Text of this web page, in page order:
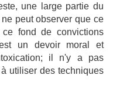
une large partie du
peut observer que ce
fond de convictions
un devoir moral et
il n'y a pas
utiliser des techniques